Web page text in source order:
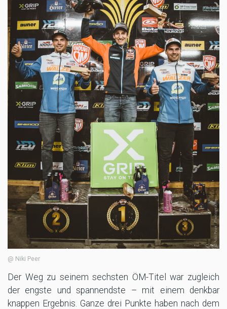
@ Niki Peer
Der Weg zu seinem sechsten ÖM-Titel war zugleich
der engste und spannendste – mit einem denkbar
knappen Ergebnis. Ganze drei Punkte haben nach dem